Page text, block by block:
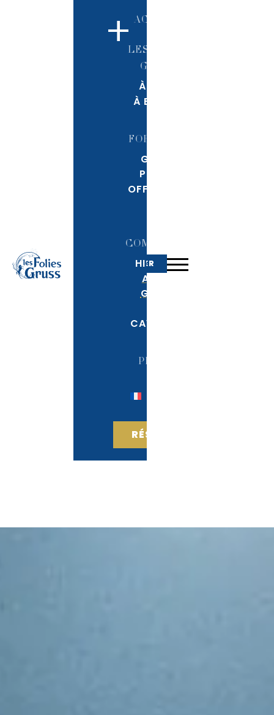
RÉSERVER
ACCUEIL
LES FOLIES
GRUSS
À PARIS
À BÉZIERS
FORMULES
GRAND
PUBLIC
OFFRES B2B
COMPAGNIE
HISTOIRE
ALEXIS
GRUSS
CAVALERIE
PRESSE
RÉSERVER
+